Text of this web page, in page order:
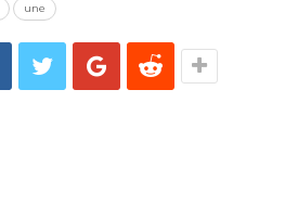
une